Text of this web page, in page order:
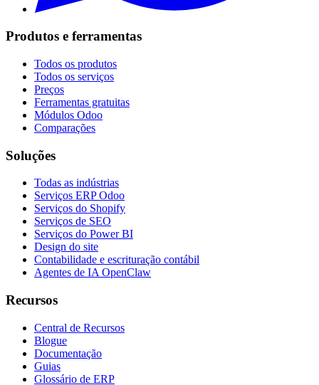
Produtos e ferramentas
Todos os produtos
Todos os serviços
Preços
Ferramentas gratuitas
Módulos Odoo
Comparações
Soluções
Todas as indústrias
Serviços ERP Odoo
Serviços do Shopify
Serviços de SEO
Serviços do Power BI
Design do site
Contabilidade e escrituração contábil
Agentes de IA OpenClaw
Recursos
Central de Recursos
Blogue
Documentação
Guias
Glossário de ERP